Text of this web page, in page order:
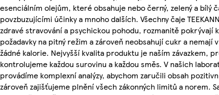
esenciálním olejům, které obsahuje nebo černý, zelený a bílý
povzbuzujícími účinky a mnoho dalších. Všechny čaje
zdravé stravování a psychickou pohodu, rozmanitě pokrývají
požadavky na pitný režim a zároveň neobsahují cukr a nemají
žádné kalorie. Nejvyšší kvalita produktu je naším závazkem,
kontrolujeme každou surovinu a každou směs. V našich
provádíme komplexní analýzy, abychom zaručili obsah
zároveň zajišťujeme plnění všech zákonných limitů a norem.